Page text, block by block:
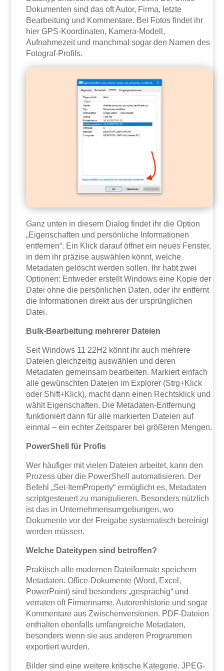
Dokumenten sind das oft Autor, Firma, letzte
Bearbeitung und Kommentare. Bei Fotos findet ihr
hier GPS-Koordinaten, Kamera-Modell,
Aufnahmezeit und manchmal sogar den Namen des
Fotograf-Profils.
Ganz unten in diesem Dialog findet ihr die Option
„Eigenschaften und persönliche Informationen
entfernen“. Ein Klick darauf öffnet ein neues Fenster,
in dem ihr präzise auswählen könnt, welche
Metadaten gelöscht werden sollen. Ihr habt zwei
Optionen: Entweder erstellt Windows eine Kopie der
Datei ohne die persönlichen Daten, oder ihr entfernt
die Informationen direkt aus der ursprünglichen
Datei.
Bulk-Bearbeitung mehrerer Dateien
Seit Windows 11 22H2 könnt ihr auch mehrere
Dateien gleichzeitig auswählen und deren
Metadaten gemeinsam bearbeiten. Markiert einfach
alle gewünschten Dateien im Explorer (Strg+Klick
oder Shift+Klick), macht dann einen Rechtsklick und
wählt Eigenschaften. Die Metadaten-Entfernung
funktioniert dann für alle markierten Dateien auf
einmal – ein echter Zeitsparer bei größeren Mengen.
PowerShell für Profis
Wer häufiger mit vielen Dateien arbeitet, kann den
Prozess über die PowerShell automatisieren. Der
Befehl „Set-ItemProperty“ ermöglicht es, Metadaten
scriptgesteuert zu manipulieren. Besonders nützlich
ist das in Unternehmensumgebungen, wo
Dokumente vor der Freigabe systematisch bereinigt
werden müssen.
Welche Dateitypen sind betroffen?
Praktisch alle modernen Dateiformate speichern
Metadaten. Office-Dokumente (Word, Excel,
PowerPoint) sind besonders „gesprächig“ und
verraten oft Firmenname, Autorenhistorie und sogar
Kommentare aus Zwischenversionen. PDF-Dateien
enthalten ebenfalls umfangreiche Metadaten,
besonders wenn sie aus anderen Programmen
exportiert wurden.
Bilder sind eine weitere kritische Kategorie. JPEG-